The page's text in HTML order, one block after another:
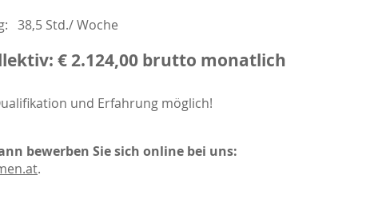
38,5 Std./ Woche
€ 2.124,00 brutto monatlich
und Erfahrung möglich!
bewerben Sie sich online bei uns:
.